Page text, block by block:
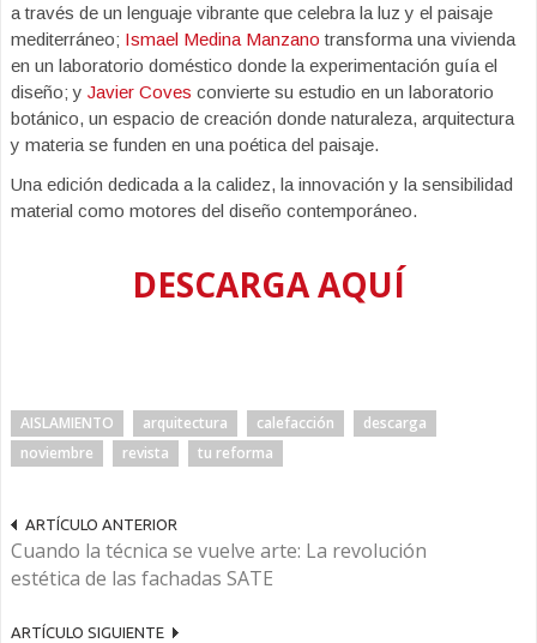
a través de un lenguaje vibrante que celebra la luz y el paisaje
mediterráneo; Ismael Medina Manzano transforma una vivienda
en un laboratorio doméstico donde la experimentación guía el
diseño; y Javier Coves convierte su estudio en un laboratorio
botánico, un espacio de creación donde naturaleza, arquitectura
y materia se funden en una poética del paisaje.
Una edición dedicada a la calidez, la innovación y la sensibilidad
material como motores del diseño contemporáneo.
DESCARGA AQUÍ
AISLAMIENTO arquitectura calefacción
descarga
noviembre
revista tu reforma
ARTÍCULO ANTERIOR
Cuando la técnica se vuelve arte: La revolución
estética de las fachadas SATE
ARTÍCULO SIGUIENTE